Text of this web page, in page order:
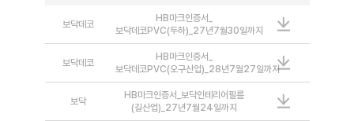
보닥데코
HB마크인증서_
보닥데코PVC(두하)_27년7월30일까지
보닥데코
HB마크인증서_
보닥데코PVC(오구산업)_28년7월27일까지
보닥
HB마크인증서_보닥인테리어필름
(길산업)_27년7월24일까지